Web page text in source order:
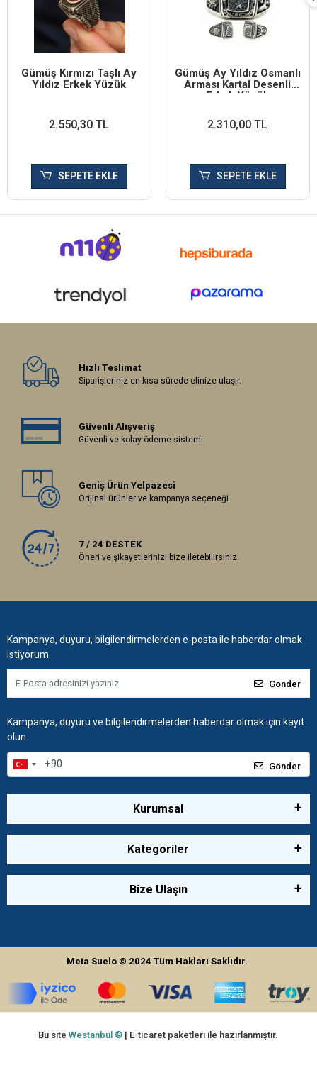
Gümüş Kırmızı Taşlı Ay
Yıldız Erkek Yüzük
2.550,30 TL
SEPETE EKLE
Gümüş Ay Yıldız Osmanlı
Arması Kartal Desenli
Erkek Yüzük
2.310,00 TL
SEPETE EKLE
Hızlı Teslimat
Siparişleriniz en kısa sürede elinize ulaşır.
Güvenli Alışveriş
Güvenli ve kolay ödeme sistemi
Geniş Ürün Yelpazesi
Orijinal ürünler ve kampanya seçeneği
7 / 24 DESTEK
Öneri ve şikayetlerinizi bize iletebilirsiniz.
Kampanya, duyuru, bilgilendirmelerden e-posta ile haberdar olmak
istiyorum.
Gönder
Kampanya, duyuru ve bilgilendirmelerden haberdar olmak için kayıt
olun.
Gönder
Kurumsal
Kategoriler
Bize Ulaşın
Meta Suelo © 2024Tüm Hakları Saklıdır.
Bu siteWestanbul ® | E-ticaret paketleri ile hazırlanmıştır.